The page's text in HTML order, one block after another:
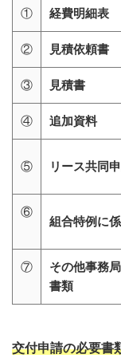
① 経費明細表
② 見積依頼書
③ 見積書
④ 追加資料
⑤ リース共同
⑥
組合特例に
⑦
その他事務
書類
交付申請の必要書